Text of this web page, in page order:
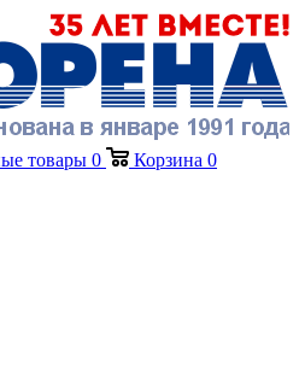
товары 0 Корзина 0